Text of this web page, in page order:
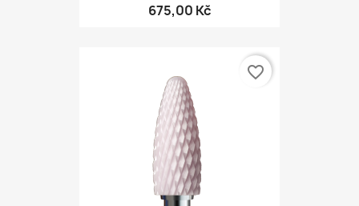
675,00 Kč
favorite_border